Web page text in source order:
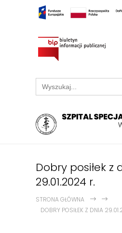
Search
for:
Dobry posiłek z
29.01.2024 r.
STRONA GŁÓWNA
DOBRY POSIŁEK Z DNIA